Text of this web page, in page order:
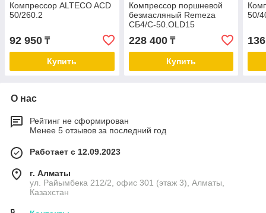
Компрессор ALTECO ACD
50/260.2
92 950 ₸
Купить
Компрессор поршневой
безмасляный Remeza
СБ4/С-50.OLD15
228 400₸
Купить
50/
О нас
Рейтинг не сформирован
Менее 5 отзывов за последний год
Работает с 12.09.2023
г. Алматы
ул. Райымбека 212/2, офис 301 (этаж 3), Алматы,
Казахстан